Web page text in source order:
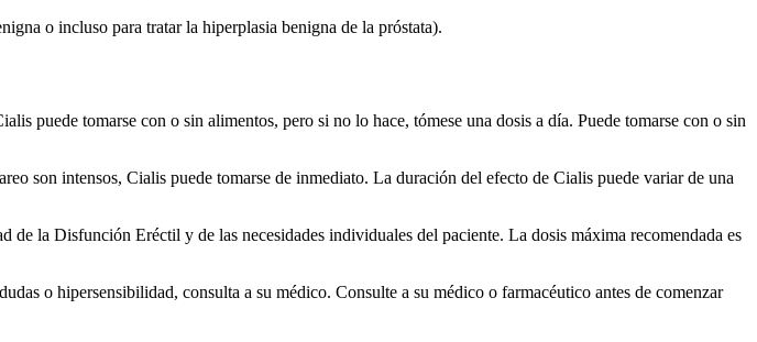
o incluso para tratar la hiperplasia benigna de la próstata).
puede tomarse con o sin alimentos, pero si no lo hace, tómese una dosis a día. Puede tomarse con o sin
son intensos, Cialis puede tomarse de inmediato. La duración del efecto de Cialis puede variar de una
la Disfunción Eréctil y de las necesidades individuales del paciente. La dosis máxima recomendada es
o hipersensibilidad, consulta a su médico. Consulte a su médico o farmacéutico antes de comenzar